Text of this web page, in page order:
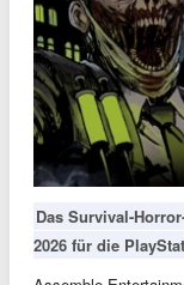
Das Survival-
2026 für die